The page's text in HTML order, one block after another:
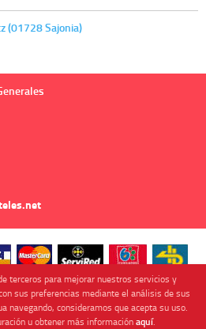
(01728 Sajonia)
terceros para mejorar nuestros servicios y
sus preferencias mediante el análisis de sus
navegando, consideramos que acepta su uso.
u obtener más informaciónaquí.